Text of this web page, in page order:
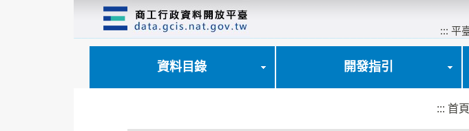
::: 平
資料目錄 開發指引
::: 首頁